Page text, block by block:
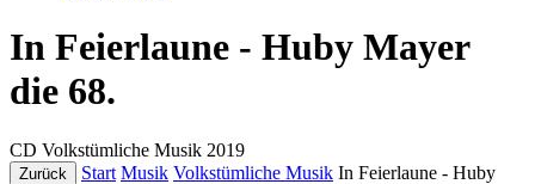
In Feierlaune - Huby Mayer
die 68.
CD Volkstümliche Musik 2019
Zurück Start Musik Volkstümliche Musik In Feierlaune - Huby